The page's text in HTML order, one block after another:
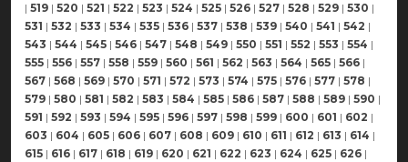
| 519 | 520 | 521 | 522 | 523 | 524 | 525 | 526 | 527 | 528 | 529 | 530 |
531 | 532 | 533 | 534 | 535 | 536 | 537 | 538 | 539 | 540 | 541 | 542 |
543 | 544 | 545 | 546 | 547 | 548 | 549 | 550 | 551 | 552 | 553 | 554 |
555 | 556 | 557 | 558 | 559 | 560 | 561 | 562 | 563 | 564 | 565 | 566 |
567 | 568 | 569 | 570 | 571 | 572 | 573 | 574 | 575 | 576 | 577 | 578 |
579 | 580 | 581 | 582 | 583 | 584 | 585 | 586 | 587 | 588 | 589 | 590 |
591 | 592 | 593 | 594 | 595 | 596 | 597 | 598 | 599 | 600 | 601 | 602 |
603 | 604 | 605 | 606 | 607 | 608 | 609 | 610 | 611 | 612 | 613 | 614 |
615 | 616 | 617 | 618 | 619 | 620 | 621 | 622 | 623 | 624 | 625 | 626 |